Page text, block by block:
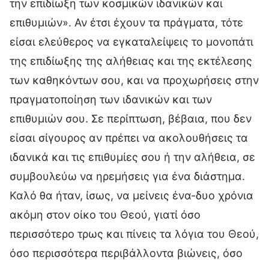
την επιδίωξη των κοσμικών ιδανικών και
επιθυμιών». Αν έτσι έχουν τα πράγματα, τότε
είσαι ελεύθερος να εγκαταλείψεις το μονοπάτι
της επιδίωξης της αλήθειας και της εκτέλεσης
των καθηκόντων σου, και να προχωρήσεις στην
πραγματοποίηση των ιδανικών και των
επιθυμιών σου. Σε περίπτωση, βέβαια, που δεν
είσαι σίγουρος αν πρέπει να ακολουθήσεις τα
ιδανικά και τις επιθυμίες σου ή την αλήθεια, σε
συμβουλεύω να ηρεμήσεις για ένα διάστημα.
Καλό θα ήταν, ίσως, να μείνεις ένα-δυο χρόνια
ακόμη στον οίκο του Θεού, γιατί όσο
περισσότερο τρως και πίνεις τα λόγια του Θεού,
όσο περισσότερα περιβάλλοντα βιώνεις, όσο